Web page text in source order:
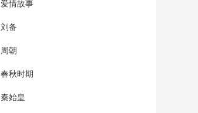
爱情故事
刘备
周朝
春秋时期
秦始皇